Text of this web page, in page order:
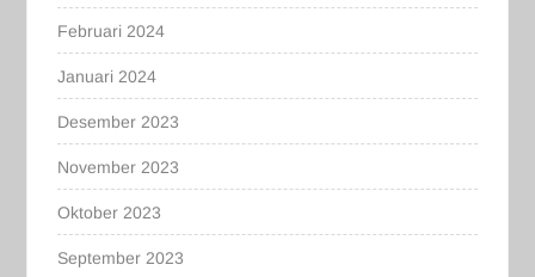
Februari 2024
Januari 2024
Desember 2023
November 2023
Oktober 2023
September 2023